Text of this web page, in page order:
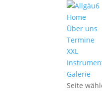
Home
Über uns
Termine
XXL
Galerie
Seite